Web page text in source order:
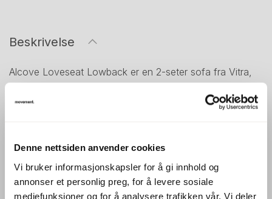
Denne nettsiden anvender cookies
Vi bruker informasjonskapsler for å gi innhold og
annonser et personlig preg, for å levere sosiale
mediefunksjoner og for å analysere trafikken vår. Vi deler
Beskrivelse
Alcove Loveseat Lowback er en 2-seter sofa fra Vitra,
del av Alcove-serien, som ble utviklet for å skape mer
Lowback-utgaven har en lavere rygg enn de øvrige
modellene i serien, men beholder de karakteristiske
sidevangene som gir en følelse av avgrensning og